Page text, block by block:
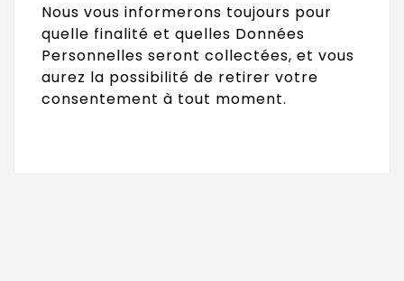
Nous vous informerons toujours pour
quelle finalité et quelles Données
Personnelles seront collectées, et vous
aurez la possibilité de retirer votre
consentement à tout moment.